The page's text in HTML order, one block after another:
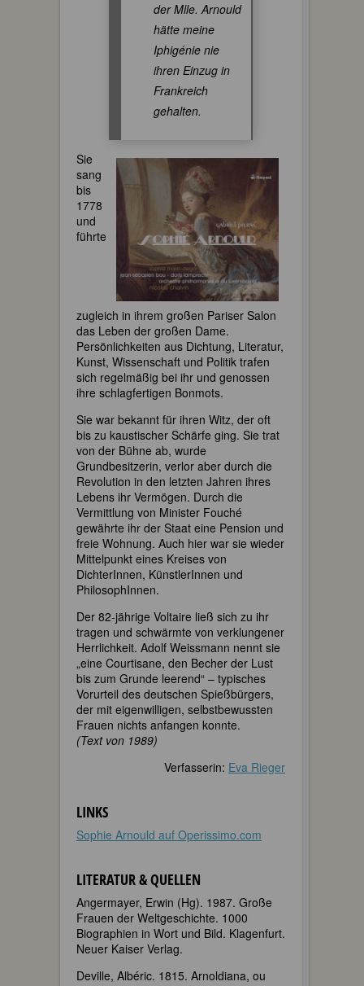
der Mlle. Arnould
hätte meine
Iphigénie nie
ihren Einzug in
Frankreich
gehalten.
Sie
sang
bis
1778
und
führte
zugleich in ihrem großen Pariser Salon
das Leben der großen Dame.
Persönlichkeiten aus Dichtung, Literatur,
Kunst, Wissenschaft und Politik trafen
sich regelmäßig bei ihr und genossen
ihre schlagfertigen Bonmots.
Sie war bekannt für ihren Witz, der oft
bis zu kaustischer Schärfe ging. Sie trat
von der Bühne ab, wurde
Grundbesitzerin, verlor aber durch die
Revolution in den letzten Jahren ihres
Lebens ihr Vermögen. Durch die
Vermittlung von Minister Fouché
gewährte ihr der Staat eine Pension und
freie Wohnung. Auch hier war sie wieder
Mittelpunkt eines Kreises von
DichterInnen, KünstlerInnen und
PhilosophInnen.
Der 82-jährige Voltaire ließ sich zu ihr
tragen und schwärmte von verklungener
Herrlichkeit. Adolf Weissmann nennt sie
„eine Courtisane, den Becher der Lust
bis zum Grunde leerend“ – typisches
Vorurteil des deutschen Spießbürgers,
der mit eigenwilligen, selbstbewussten
Frauen nichts anfangen konnte.
(Text von 1989)
Verfasserin: Eva Rieger
LINKS
Sophie Arnould auf Operissimo.com
LITERATUR & QUELLEN
Angermayer, Erwin (Hg). 1987. Große
Frauen der Weltgeschichte. 1000
Biographien in Wort und Bild. Klagenfurt.
Neuer Kaiser Verlag.
Deville, Albéric. 1815. Arnoldiana, ou